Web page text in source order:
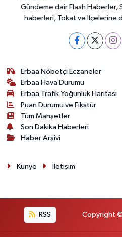
Gündeme dair Flash Haberler,
haberleri, Tokat ve İlçelerine
Erbaa Nöbetçi Eczaneler
Erbaa Hava Durumu
Erbaa Trafik Yoğunluk Haritası
Puan Durumu ve Fikstür
Tüm Manşetler
Son Dakika Haberleri
Haber Arşivi
Künye İletişim
RSS Copyright ©